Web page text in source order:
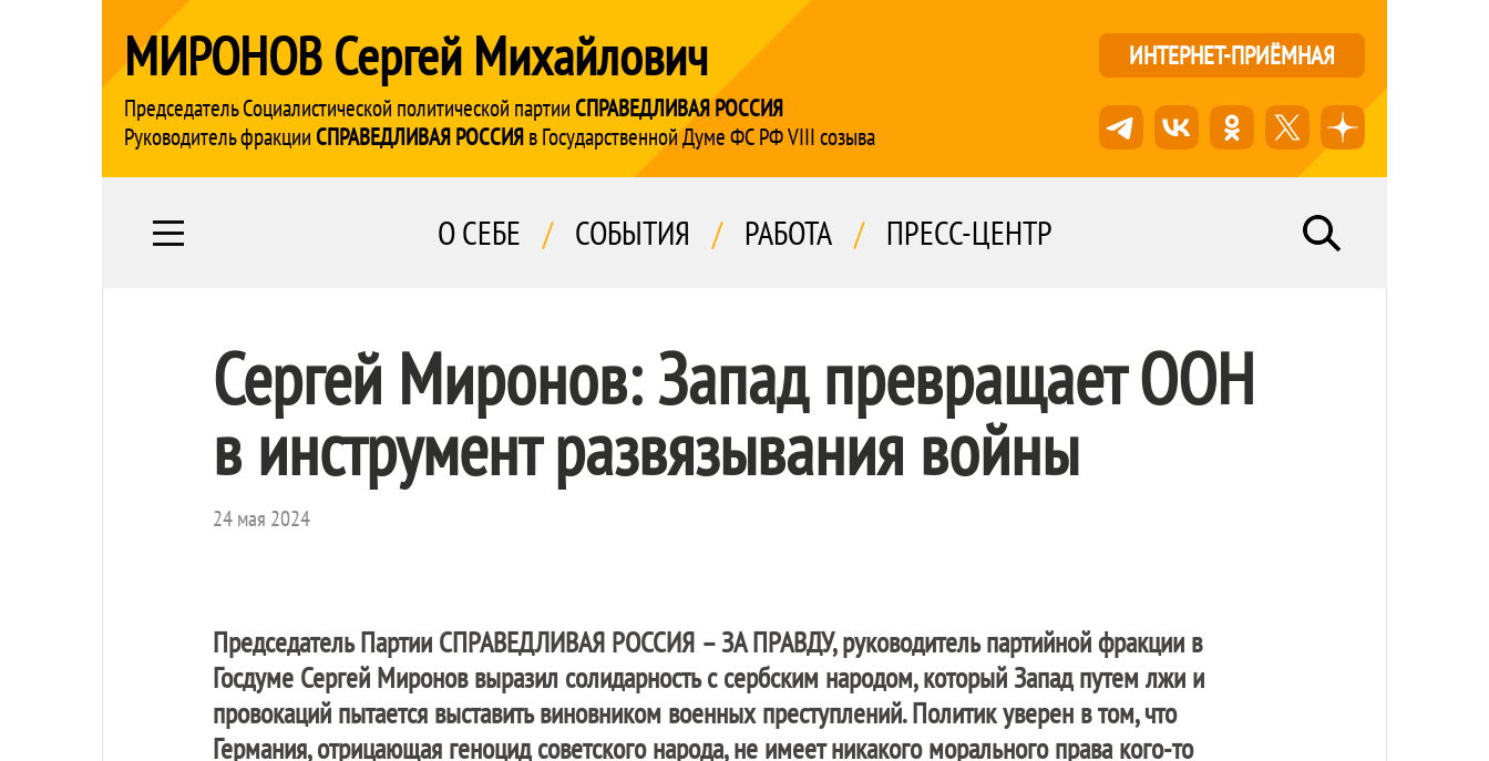
МИРОНОВ Сергей Михайлович
Председатель Социалистической политической партии СПРАВЕДЛИВАЯ РОССИЯ
Руководитель фракции СПРАВЕДЛИВАЯ РОССИЯв Государственной Думе ФС РФ VIII созыва
ИНТЕРНЕТ-ПРИЁМНАЯ
О СЕБЕ / СОБЫТИЯ / РАБОТА / ПРЕСС-ЦЕНТР
Сергей Миронов: Запад превращает ООН
в инструмент развязывания войны
24 мая 2024
Председатель Партии СПРАВЕДЛИВАЯ РОССИЯ – ЗА ПРАВДУ, руководитель партийной фракции в
Госдуме Сергей Миронов выразил солидарность с сербским народом, который Запад путем лжи и
провокаций пытается выставить виновником военных преступлений. Политик уверен в том, что
Германия, отрицающая геноцид советского народа, не имеет никакого морального права кого-то